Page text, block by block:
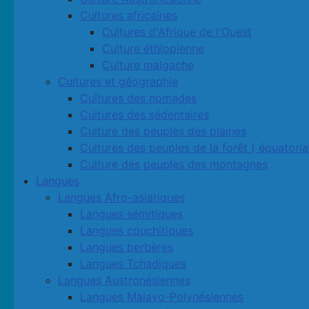
Cultures africaines
Cultures d'Afrique de l'Ouest
Culture éthiopienne
Culture malgache
Cultures et géographie
Cultures des nomades
Cultures des sédentaires
Culture des peuples des plaines
Cultures des peuples de la forêt (
Culture des peuples des montagnes
Langues
Langues Afro-asiatiques
Langues sémitiques
Langues couchitiques
Langues berbères
Langues Tchadiques
Langues Austronésiennes
Langues Malayo-Polynésiennes